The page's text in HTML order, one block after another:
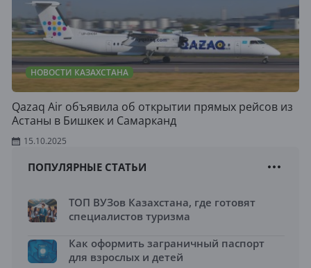
НОВОСТИ КАЗАХСТАНА
Qazaq Air объявила об открытии прямых рейсов из
Астаны в Бишкек и Самарканд
15.10.2025
ПОПУЛЯРНЫЕ СТАТЬИ
ТОП ВУЗов Казахстана, где готовят
специалистов туризма
Как оформить заграничный паспорт
для взрослых и детей